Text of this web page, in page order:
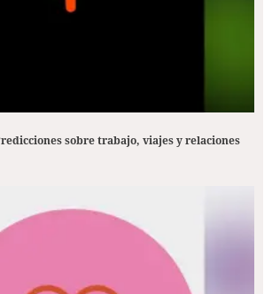
sobre trabajo, viajes y relaciones